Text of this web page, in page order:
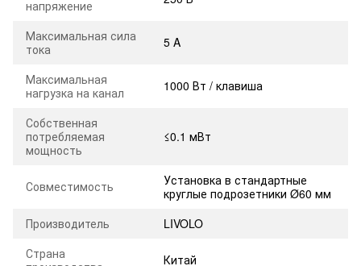
напряжение
Максимальная сила
тока
5 A
Максимальная
нагрузка на канал
1000 Вт / клавиша
Собственная
потребляемая
мощность
≤0.1 мВт
Совместимость
Установка в стандартные
круглые подрозетники Ø60 мм
Производитель
LIVOLO
Страна
Китай